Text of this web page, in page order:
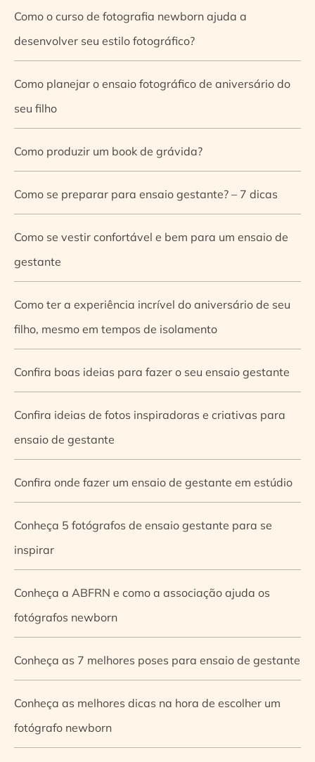
Como o curso de fotografia newborn ajuda a
desenvolver seu estilo fotográfico?
Como planejar o ensaio fotográfico de aniversário do
seu filho
Como produzir um book de grávida?
Como se preparar para ensaio gestante? – 7 dicas
Como se vestir confortável e bem para um ensaio de
gestante
Como ter a experiência incrível do aniversário de seu
filho, mesmo em tempos de isolamento
Confira boas ideias para fazer o seu ensaio gestante
Confira ideias de fotos inspiradoras e criativas para
ensaio de gestante
Confira onde fazer um ensaio de gestante em estúdio
Conheça 5 fotógrafos de ensaio gestante para se
inspirar
Conheça a ABFRN e como a associação ajuda os
fotógrafos newborn
Conheça as 7 melhores poses para ensaio de gestante
Conheça as melhores dicas na hora de escolher um
fotógrafo newborn